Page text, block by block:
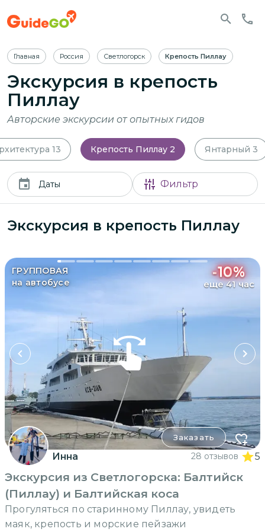
Главная Россия Светлогорск Крепость Пиллау
Экскурсия в крепость
Пиллау
Авторские экскурсии от опытных гидов
13 Крепость Пиллау 2 Янтарный 3
Даты Фильтр
Экскурсия в крепость Пиллау
ГРУППОВАЯ
на автобусе
-10%
еще 41 час
Заказать
Инна 28 отзывов 5
Экскурсия из Светлогорска: Балтийск
(Пиллау) и Балтийская коса
Прогуляться по старинному Пиллау, увидеть
маяк, крепость и морские пейзажи